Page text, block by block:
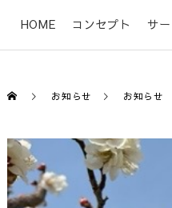
HOME コンセプト サ
お知らせ お知らせ